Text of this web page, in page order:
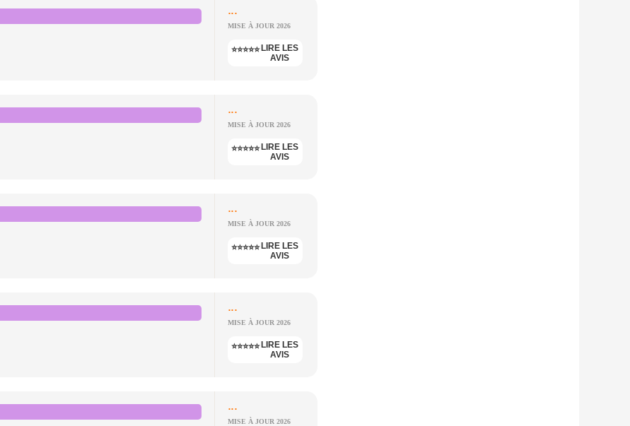
...
MISE À JOUR 2026
⭐⭐⭐⭐⭐ LIRE LES
AVIS
...
MISE À JOUR 2026
⭐⭐⭐⭐⭐ LIRE LES
AVIS
...
MISE À JOUR 2026
⭐⭐⭐⭐⭐ LIRE LES
AVIS
...
MISE À JOUR 2026
⭐⭐⭐⭐⭐ LIRE LES
AVIS
...
MISE À JOUR 2026